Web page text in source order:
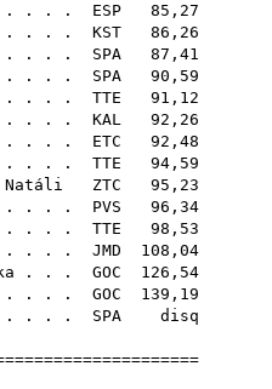
. . . ESP 85,27
. . . . KST 86,26
. . . . SPA 87,41
. . . SPA 90,59
. . . TTE 91,12
. . . . KAL 92,26
. . . . ETC 92,48
. . . TTE 94,59
Natáli ZTC 95,23
. . . PVS 96,34
. . . . TTE 98,53
. . . JMD 108,04
. . . GOC 126,54
. . . . GOC 139,19
. . . SPA disq